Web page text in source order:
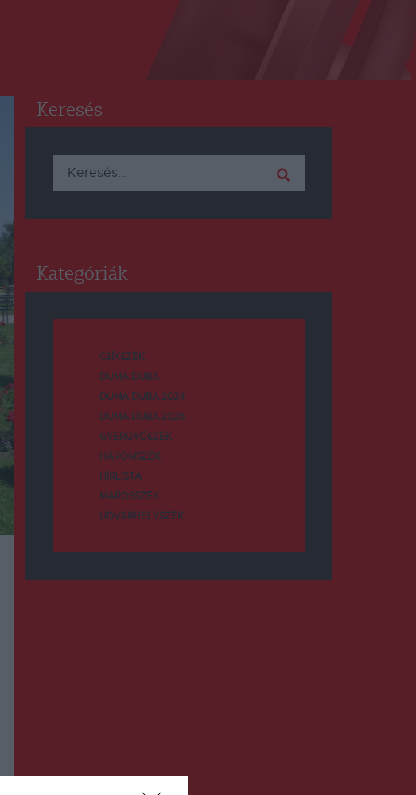
Keresés
Keresés:
Kategóriák
CSÍKSZÉK
DUMA DUBA
DUMA DUBA 2024
DUMA DUBA 2026
GYERGYÓSZÉK
HÁROMSZÉK
HÍRLISTA
MAROSSZÉK
UDVARHELYSZÉK